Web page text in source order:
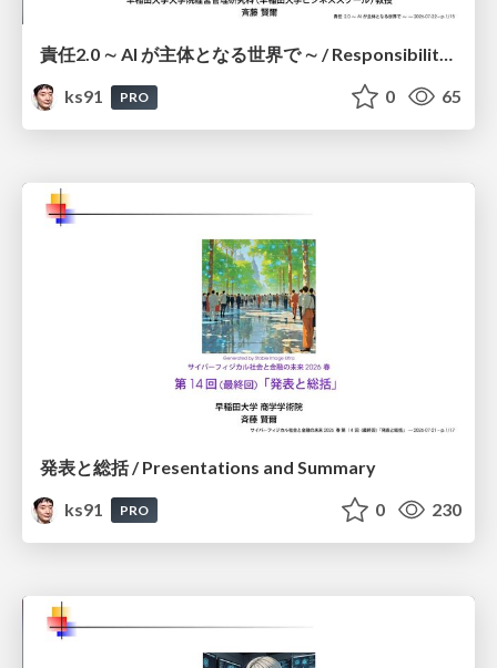
責任2.0 ∼ AI が主体となる世界で ∼ / Responsibility 2.0: In a World Where AI Takes Responsibilities
ks91
PRO 0 65
発表と総括 / Presentations and Summary
ks91
PRO 0 230